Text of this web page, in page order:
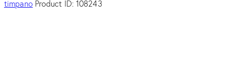
timpano Product ID:108243